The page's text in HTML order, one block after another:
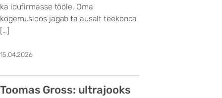
ka idufirmasse tööle. Oma
kogemusloos jagab ta ausalt teekonda
[…]
15.04.2026
Toomas Gross: ultrajooks